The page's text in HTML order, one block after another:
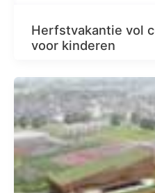
Herfstvakantie vol
voor kinderen